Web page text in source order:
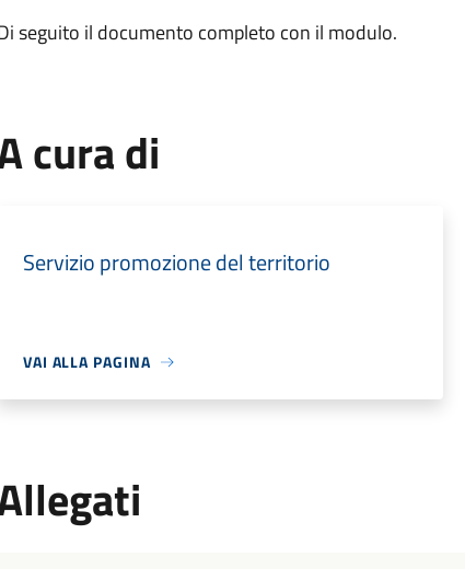
seguito il documento completo con il modulo.
cura di
Servizio promozione del territorio
VAI ALLA PAGINA